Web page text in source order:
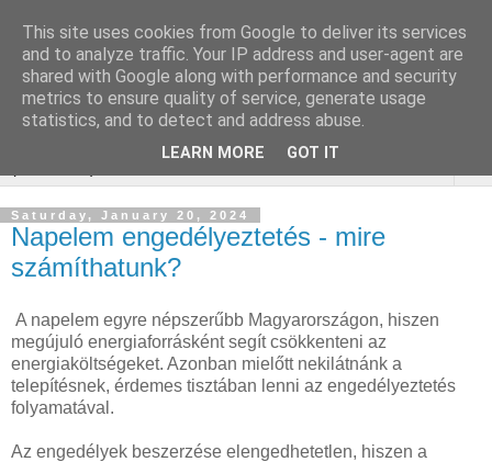
Online Marketing
gurtnicsere
Saturday, January 20, 2024
Napelem engedélyeztetés - mire
számíthatunk?
A napelem egyre népszerűbb Magyarországon, hiszen
megújuló energiaforrásként segít csökkenteni az
energiaköltségeket. Azonban mielőtt nekilátnánk a
telepítésnek, érdemes tisztában lenni az engedélyeztetés
folyamatával.
Az engedélyek beszerzése elengedhetetlen, hiszen a
This site uses cookies from Google to deliver its services
and to analyze traffic. Your IP address and user-agent are
shared with Google along with performance and security
metrics to ensure quality of service, generate usage
statistics, and to detect and address abuse.
LEARN MORE GOT IT